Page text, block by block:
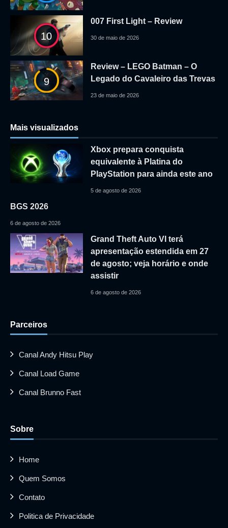
10
007 First Light – Review
30 de maio de 2026
9
Review – LEGO Batman – O
Legado do Cavaleiro das Trevas
23 de maio de 2026
Mais visualizados
Xbox prepara conquista
equivalente à Platina do
PlayStation para ainda este ano
5 de agosto de 2026
BGS 2026
6 de agosto de 2026
Grand Theft Auto VI terá
apresentação estendida em 27
de agosto; veja horário e onde
assistir
6 de agosto de 2026
Parceiros
Canal Andy Hitsu Play
Canal Load Game
Canal Brunno Fast
Sobre
Home
Quem Somos
Contato
Politica de Privacidade